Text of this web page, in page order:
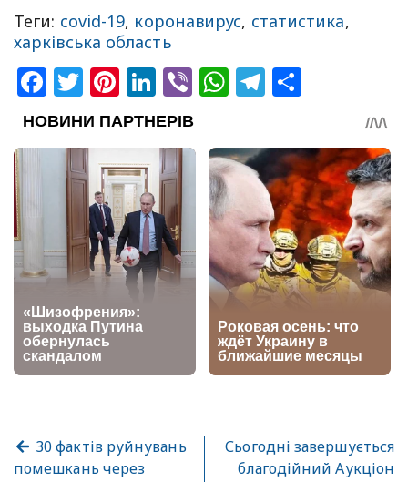
Теги: covid-19, коронавирус, статистика,
харківська область
Facebook
Twitter
Pinterest
LinkedIn
ViberWhatsApp
Telegram
30 фактів руйнувань
помешкань через
Сьогодні завершується
благодійний Аукціон